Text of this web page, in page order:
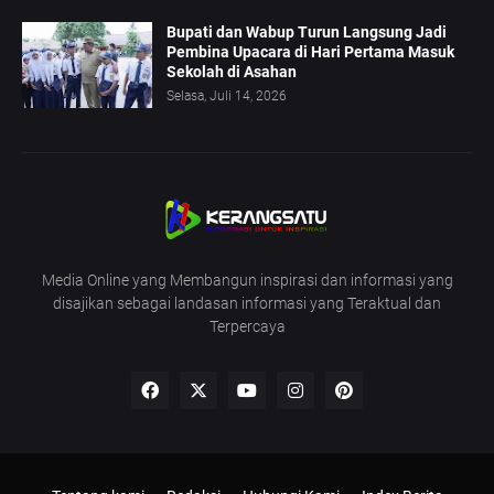
Bupati dan Wabup Turun Langsung Jadi
Pembina Upacara di Hari Pertama Masuk
Sekolah di Asahan
Selasa, Juli 14, 2026
Media Online yang Membangun inspirasi dan informasi yang
disajikan sebagai landasan informasi yang Teraktual dan
Terpercaya